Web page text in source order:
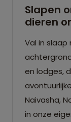
Slapen
dieren
Val in
en lodges,
Naivasha,
in onze